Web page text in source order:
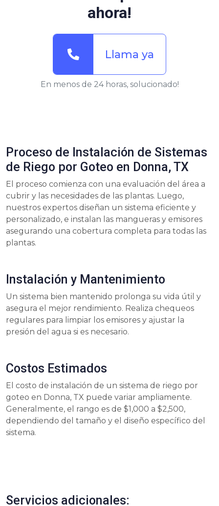
ahora!
Llama ya
En menos de 24 horas, solucionado!
Proceso de Instalación de Sistemas
de Riego por Goteo en Donna, TX
El proceso comienza con una evaluación del área a
cubrir y las necesidades de las plantas. Luego,
nuestros expertos diseñan un sistema eficiente y
personalizado, e instalan las mangueras y emisores
asegurando una cobertura completa para todas las
plantas.
Instalación y Mantenimiento
Un sistema bien mantenido prolonga su vida útil y
asegura el mejor rendimiento. Realiza chequeos
regulares para limpiar los emisores y ajustar la
presión del agua si es necesario.
Costos Estimados
El costo de instalación de un sistema de riego por
goteo en Donna, TX puede variar ampliamente.
Generalmente, el rango es de $1,000 a $2,500,
dependiendo del tamaño y el diseño específico del
sistema.
Servicios adicionales: